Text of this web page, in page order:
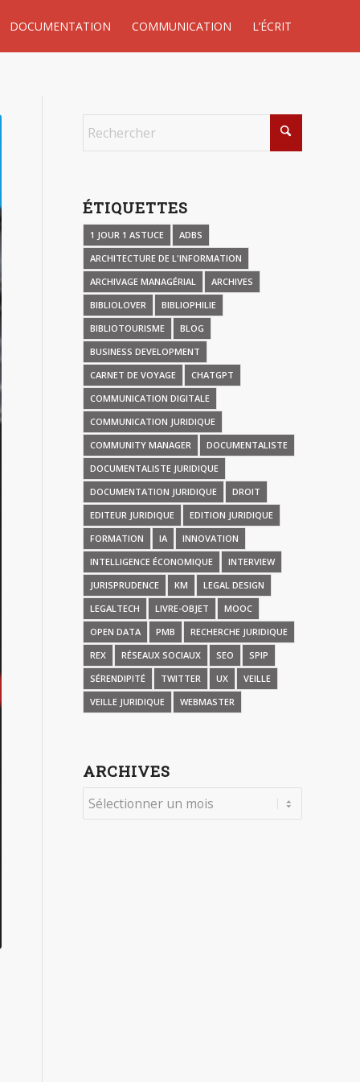
DOCUMENTATION COMMUNICATION L’ÉCRIT
ÉTIQUETTES
1 JOUR 1 ASTUCE
ADBS
ARCHITECTURE DE L'INFORMATION
ARCHIVAGE MANAGÉRIAL
ARCHIVES
BIBLIOLOVER
BIBLIOPHILIE
BIBLIOTOURISME
BLOG
BUSINESS DEVELOPMENT
CARNET DE VOYAGE
CHATGPT
COMMUNICATION DIGITALE
COMMUNICATION JURIDIQUE
COMMUNITY MANAGER
DOCUMENTALISTE
DOCUMENTALISTE JURIDIQUE
DOCUMENTATION JURIDIQUE
DROIT
EDITEUR JURIDIQUE
EDITION JURIDIQUE
FORMATION
IA
INNOVATION
INTELLIGENCE ÉCONOMIQUE
INTERVIEW
JURISPRUDENCE
KM
LEGAL DESIGN
LEGALTECH
LIVRE-OBJET
MOOC
OPEN DATA
PMB
RECHERCHE JURIDIQUE
REX
RÉSEAUX SOCIAUX SEO
SPIP
SÉRENDIPITÉ
TWITTER UX
VEILLE
VEILLE JURIDIQUE
WEBMASTER
ARCHIVES